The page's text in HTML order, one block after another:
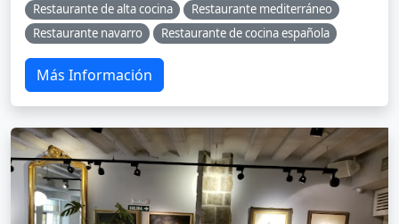
Restaurante de alta cocina
Restaurante mediterráneo
Restaurante navarro
Restaurante de cocina española
Más Información